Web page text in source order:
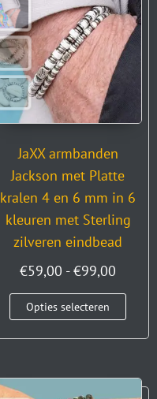
JaXX armbanden
Jackson met Platte
kralen 4 en 6 mm in 6
kleuren met Sterling
zilveren eindbead
€59,00 - €99,00
Opties selecteren